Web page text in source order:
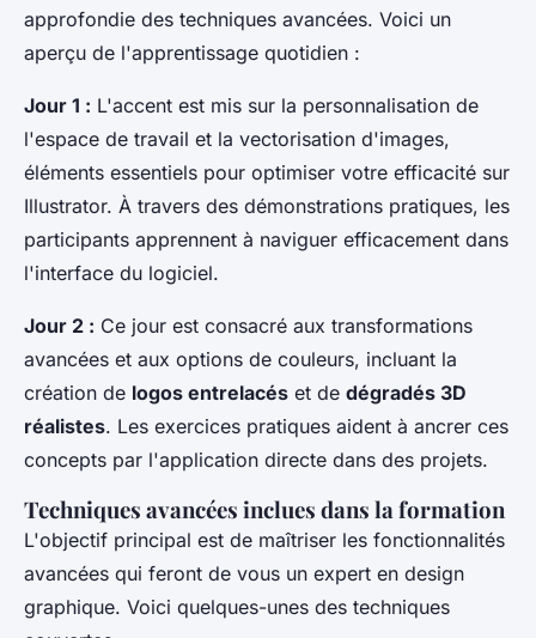
approfondie des techniques avancées. Voici un
aperçu de l'apprentissage quotidien :
Jour 1 : L'accent est mis sur la personnalisation de
l'espace de travail et la vectorisation d'images,
éléments essentiels pour optimiser votre efficacité sur
Illustrator. À travers des démonstrations pratiques, les
participants apprennent à naviguer efficacement dans
l'interface du logiciel.
Jour 2 : Ce jour est consacré aux transformations
avancées et aux options de couleurs, incluant la
création de logos entrelacés et de dégradés 3D
réalistes. Les exercices pratiques aident à ancrer ces
concepts par l'application directe dans des projets.
Techniques avancées inclues dans la formation
L'objectif principal est de maîtriser les fonctionnalités
avancées qui feront de vous un expert en design
graphique. Voici quelques-unes des techniques